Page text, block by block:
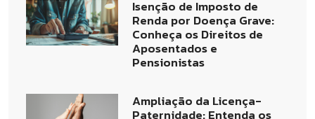
Isenção de Imposto de
Renda por Doença Grave:
Conheça os Direitos de
Aposentados e
Pensionistas
Ampliação da Licença-
Paternidade: Entenda os